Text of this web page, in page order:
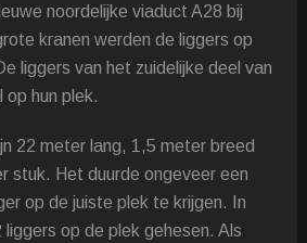
noordelijke viaduct A28 bij
kranen werden de liggers op
liggers van het zuidelijke deel van
op hun plek.
22 meter lang, 1,5 meter breed
stuk. Het duurde ongeveer een
op de juiste plek te krijgen. In
op de plek gehesen. Als